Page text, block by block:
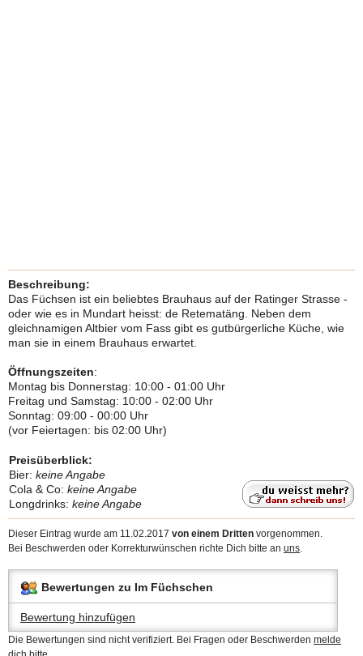
Beschreibung:
Das Füchsen ist ein beliebtes Brauhaus auf der Ratinger Strasse -
oder wie es in Mundart heisst: de Retematäng. Neben dem
gleichnamigen Altbier vom Fass gibt es gutbürgerliche Küche, wie
man sie in einem Brauhaus erwartet.
Öffnungszeiten:
Montag bis Donnerstag: 10:00 - 01:00 Uhr
Freitag und Samstag: 10:00 - 02:00 Uhr
Sonntag: 09:00 - 00:00 Uhr
(vor Feiertagen: bis 02:00 Uhr)
Preisüberblick:
Bier: keine Angabe
Cola & Co: keine Angabe
Longdrinks: keine Angabe
Dieser Eintrag wurde am 11.02.2017 von einem Dritten vorgenommen.
Bei Beschwerden oder Korrekturwünschen richte Dich bitte an uns.
Bewertungen zu Im Füchschen
Bewertung hinzufügen
Die Bewertungen sind nicht verifiziert. Bei Fragen oder Beschwerden melde